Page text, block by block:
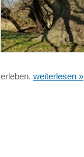
erleben. weiterlesen »